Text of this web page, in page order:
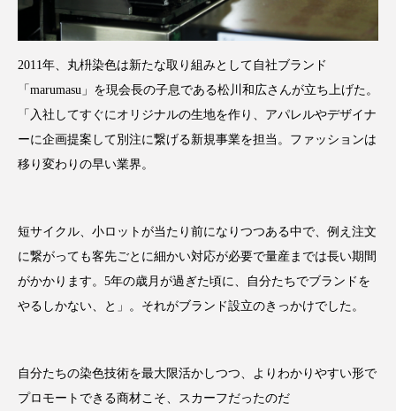
2011年、丸枡染色は新たな取り組みとして自社ブランド
「marumasu」を現会長の子息である松川和広さんが立ち上げた。
「入社してすぐにオリジナルの生地を作り、アパレルやデザイナ
ーに企画提案して別注に繋げる新規事業を担当。ファッションは
移り変わりの早い業界。
短サイクル、小ロットが当たり前になりつつある中で、例え注文
に繋がっても客先ごとに細かい対応が必要で量産までは長い期間
がかかります。5年の歳月が過ぎた頃に、自分たちでブランドを
やるしかない、と」。それがブランド設立のきっかけでした。
自分たちの染色技術を最大限活かしつつ、よりわかりやすい形で
プロモートできる商材こそ、スカーフだったのだ